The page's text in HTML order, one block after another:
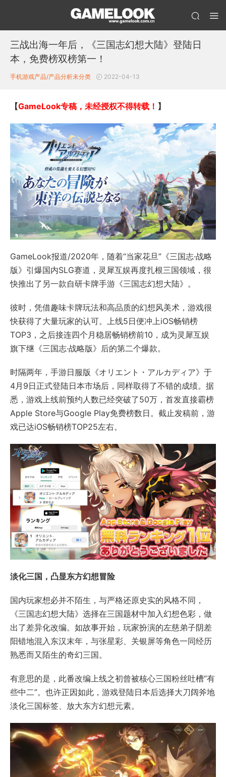
三战出海一年后，《三国志幻想大陆》登陆日
本，免费榜双榜第一！
手机游戏产品/产品分析未分类 2022-04-13
【GameLook专稿，未经授权不得转载！ 】
GameLook报道/2020年，随着“当家花旦”《三国志·战略
版》引爆国内SLG赛道，灵犀互娱再度扎根三国领域，很
快推出了另一款自研卡牌手游《三国志幻想大陆》。
彼时，凭借趣味卡牌玩法和高品质的幻想风美术，游戏很
快获得了大量玩家的认可。上线5日便冲上iOS畅销榜
TOP3，之后接连四个月稳居畅销榜前10，成为灵犀互娱
旗下继《三国志·战略版》后的第二个爆款。
时隔两年，手游日服版《オリエント・アルカディア》于
4月9日正式登陆日本市场后，同样取得了不错的成绩。据
悉，游戏上线前预约人数已经突破了50万，首发直接霸榜
Apple Store与Google Play免费榜数日。截止发稿前，游
戏已达iOS畅销榜TOP25左右。
淡化三国，凸显东方幻想冒险
国内玩家想必并不陌生，与严格还原史实的风格不同，
《三国志幻想大陆》选择在三国题材中加入幻想色彩，做
出了差异化改编。如故事开始，玩家扮演的左慈弟子阴差
阳错地混入东汉末年，与张星彩、关银屏等角色一同经历
熟悉而又陌生的奇幻三国。
有意思的是，此番改编上线之初曾被核心三国粉丝吐槽“有
些中二”。也许正因如此，游戏登陆日本后选择大刀阔斧地
淡化三国标签、放大东方幻想元素。